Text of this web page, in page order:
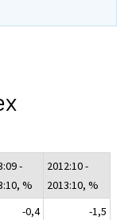
-
%
2012:10 -
2013:10, %
-0,4
-1,5